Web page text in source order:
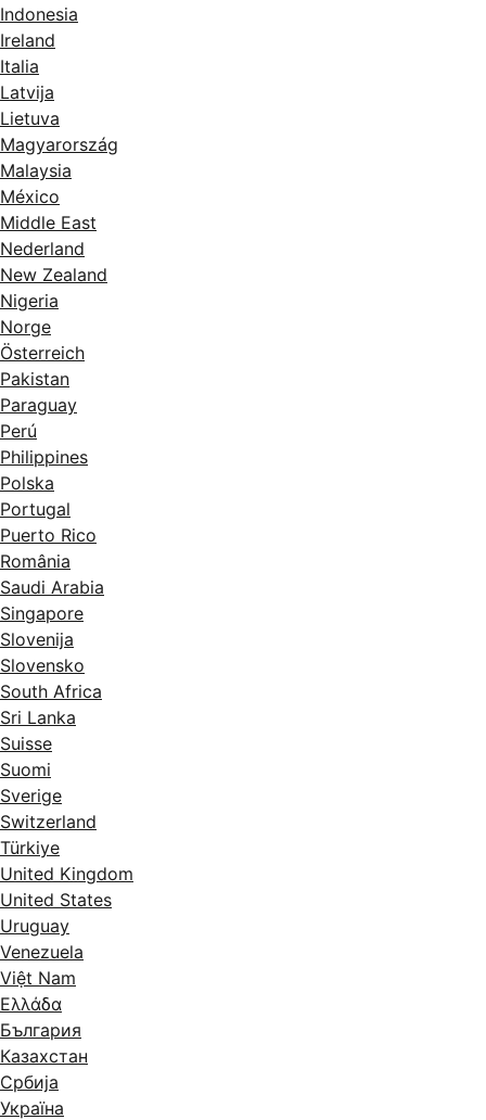
Indonesia
Ireland
Italia
Latvija
Lietuva
Magyarország
Malaysia
México
Middle East
Nederland
New Zealand
Nigeria
Norge
Österreich
Pakistan
Paraguay
Perú
Philippines
Polska
Portugal
Puerto Rico
România
Saudi Arabia
Singapore
Slovenija
Slovensko
South Africa
Sri Lanka
Suisse
Suomi
Sverige
Switzerland
Türkiye
United Kingdom
United States
Uruguay
Venezuela
Việt Nam
Ελλάδα
България
Казахстан
Србија
Україна